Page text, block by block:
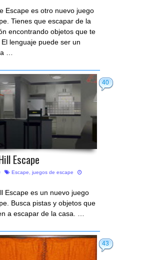
Escape es otro nuevo juego
Tienes que escapar de la
encontrando objetos que te
lenguaje puede ser un
…
40
Escape
Escape, juegos de escape
Escape es un nuevo juego
Busca pistas y objetos que
a escapar de la casa. …
43